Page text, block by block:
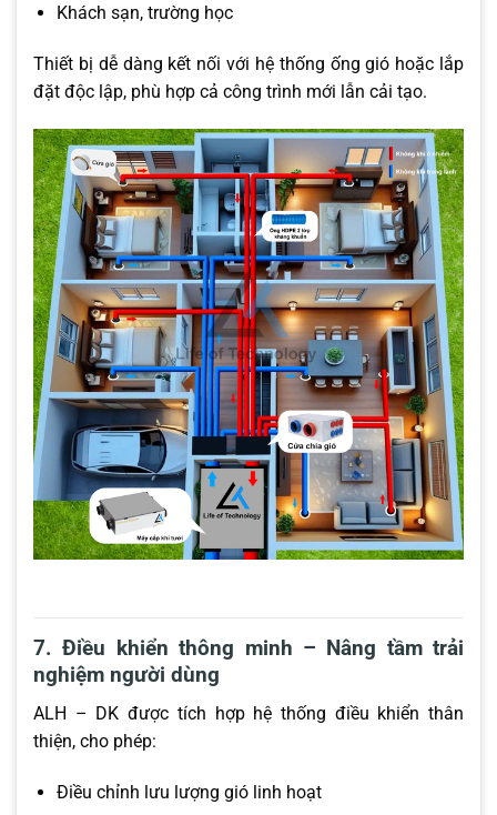
Khách sạn, trường học
Thiết bị dễ dàng kết nối với hệ thống ống gió hoặc lắp
đặt độc lập, phù hợp cả công trình mới lẫn cải tạo.
7. Điều khiển thông minh – Nâng tầm trải
nghiệm người dùng
ALH – DK được tích hợp hệ thống điều khiển thân
thiện, cho phép:
Điều chỉnh lưu lượng gió linh hoạt